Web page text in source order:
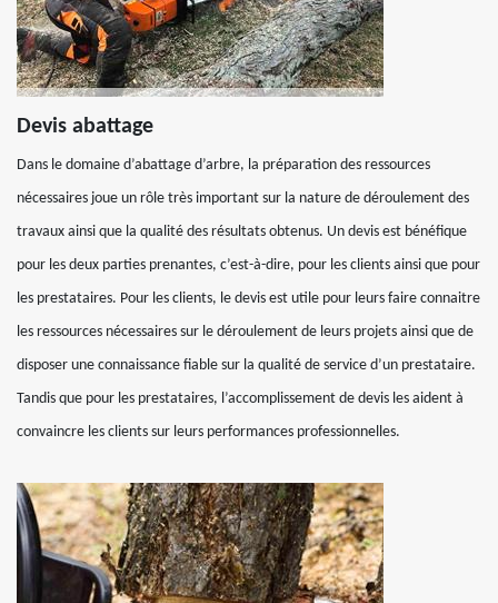
Devis abattage
Dans le domaine d’abattage d’arbre, la préparation des ressources
nécessaires joue un rôle très important sur la nature de déroulement des
travaux ainsi que la qualité des résultats obtenus. Un devis est bénéfique
pour les deux parties prenantes, c’est-à-dire, pour les clients ainsi que pour
les prestataires. Pour les clients, le devis est utile pour leurs faire connaitre
les ressources nécessaires sur le déroulement de leurs projets ainsi que de
disposer une connaissance fiable sur la qualité de service d’un prestataire.
Tandis que pour les prestataires, l’accomplissement de devis les aident à
convaincre les clients sur leurs performances professionnelles.